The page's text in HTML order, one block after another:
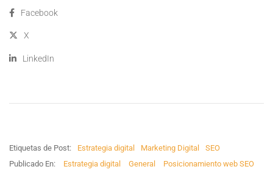
Facebook
X
LinkedIn
Etiquetas de Post: Estrategia digital Marketing Digital
SEO
Publicado En:
Estrategia digital General Posicionamiento web SEO